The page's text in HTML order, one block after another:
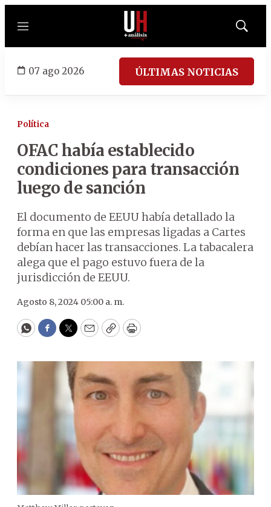
Menú
Mostrar
07 ago 2026 ÚLTIMAS NOTICIAS
Política
OFAC había establecido
condiciones para transacción
luego de sanción
El documento de EEUU había detallado la
forma en que las empresas ligadas a Cartes
debían hacer las transacciones. La tabacalera
alega que el pago estuvo fuera de la
jurisdicción de EEUU.
Agosto 8, 2024 05:00 a. m.
WhatsApp
Facebook
Twitter
EmailCopyPrint